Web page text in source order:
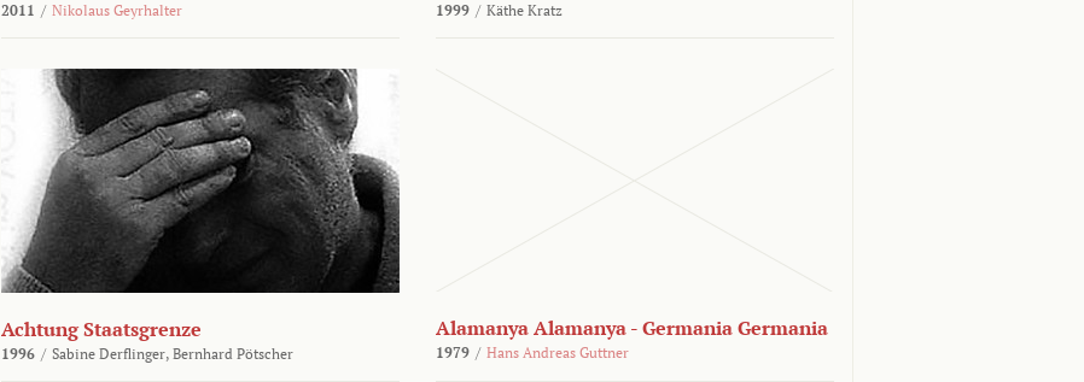
2011 / Nikolaus Geyrhalter 1999 / Käthe Kratz
Achtung Staatsgrenze
1996 / Sabine Derflinger, Bernhard Pötscher
Alamanya Alamanya - Germania Germania
1979 / Hans Andreas Guttner